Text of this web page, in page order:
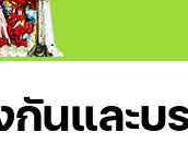
นและบ